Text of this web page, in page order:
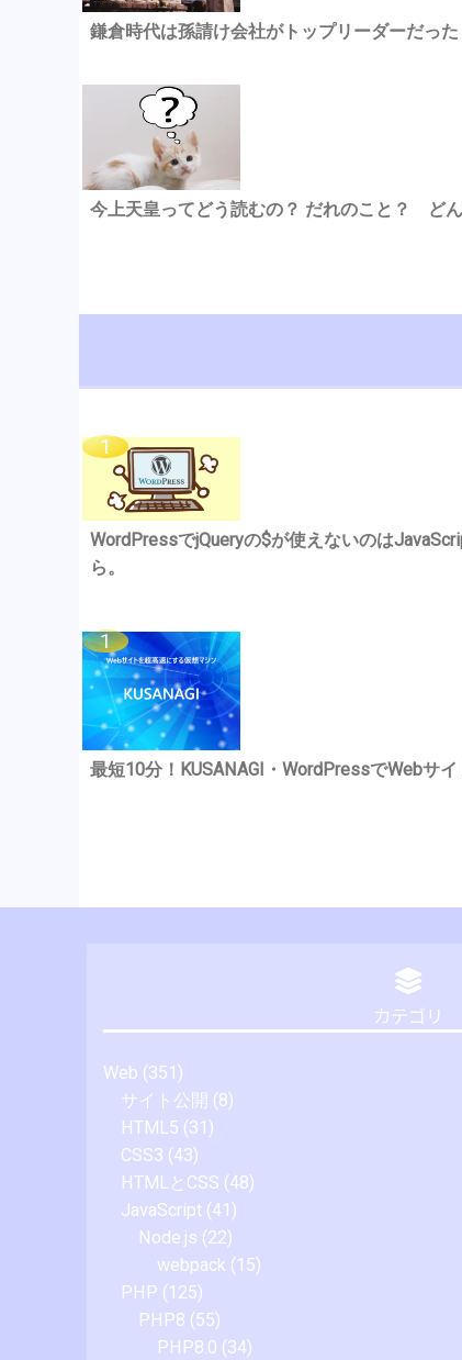
鎌倉時代は孫請け会社がトップリーダーだっ
今上天皇ってどう読むの？ だれのこと？ ど
WordPressでjQueryの$が使えないのは
ら。
最短10分！KUSANAGI・WordPressでWebサ
カテゴリ
Web (351)
サイト公開 (8)
HTML5 (31)
CSS3 (43)
HTMLとCSS (48)
JavaScript (41)
Node.js (22)
webpack (15)
PHP (125)
PHP8 (55)
PHP8.0 (34)